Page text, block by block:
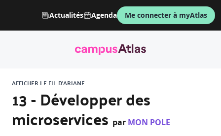
Actualités Agenda Me connecter à myAtlas
AFFICHER LE FIL D'ARIANE
13 - Développer des
microservices par MON POLE